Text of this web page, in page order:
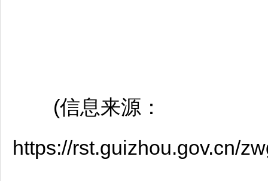
(信息来源：
https://rst.guizhou.gov.cn/